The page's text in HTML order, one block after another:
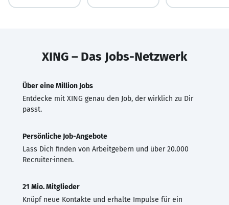
XING – Das Jobs-Netzwerk
Über eine Million Jobs
Entdecke mit XING genau den Job, der wirklich zu Dir
passt.
Persönliche Job-Angebote
Lass Dich finden von Arbeitgebern und über 20.000
Recruiter·innen.
21 Mio. Mitglieder
Knüpf neue Kontakte und erhalte Impulse für ein